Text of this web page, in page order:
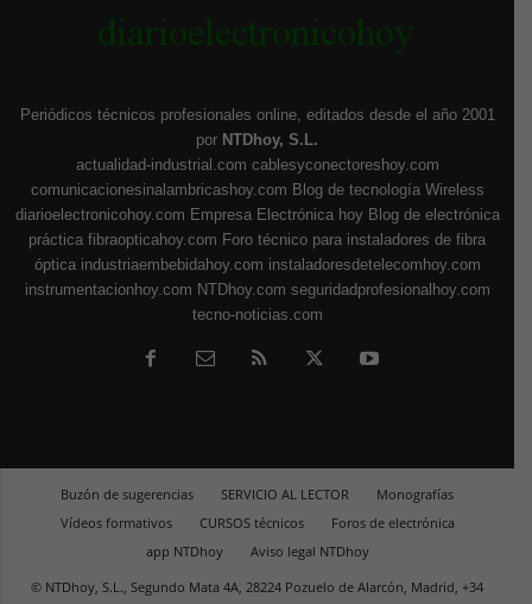
Periódicos técnicos profesionales online, editados desde el año 2001
por NTDhoy, S.L.
actualidad-industrial.com cablesyconectoreshoy.com
comunicacionesinalambricashoy.com Blog de tecnología Wireless
diarioelectronicohoy.com Empresa Electrónica hoy Blog de electrónica
práctica fibraopticahoy.com Foro técnico para instaladores de fibra
óptica industriaembebidahoy.com instaladoresdetelecomhoy.com
instrumentacionhoy.com NTDhoy.com seguridadprofesionalhoy.com
tecno-noticias.com
Buzón de sugerencias SERVICIO AL LECTOR
Monografías
Vídeos formativos
CURSOS técnicos
Foros de electrónica
app NTDhoy
Aviso legal NTDhoy
© NTDhoy, S.L., Segundo Mata 4A, 28224 Pozuelo de Alarcón, Madrid, +34